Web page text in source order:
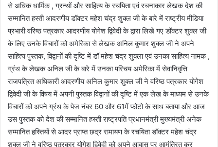
से अधिक धार्मिक , ग्रन्थों और साहित्य के रचयिता एवं रचनाकार लेखक देश की
सम्मानित हस्ती आदरणीय डॉक्टर महेश चंद्र शुक्ल जी के बारे में राष्ट्रीय मीडिया
प्रभारी वरिष्ठ पत्रकार आदरणीय योगेश द्विवेदी के द्वारा लिखे गए डॉक्टर शुक्ल जी
के लिए उनके विचारों को अमेरिका से लेखक अनिल कुमार शुक्ल जी ने अपने
साहित्य पुस्तक, विद्वानों की दृष्टि में डॉ महेश चंद्र शुक्ला एवं उनका साहित्य नामक ,
ग्रंथ के लेखक अनिल जी के बारे में उनका परिचय अमेरिका में सेवानिवृत्ति
राजपत्रित अधिकारी आदरणीय अनिल कुमार शुक्ल जी ने वरिष्ठ पत्रकार योगेश
द्विवेदी जी के विषय में अपनी पुस्तक विद्वानों की दृष्टि में एक लेख के माध्यम से उनके
विचारों को अपने ग्रंथ के पेज नंबर 60 और 61में फोटो के साथ बताया और आज
उस पुस्तक को देश की सम्मानित हस्ती राष्ट्रपति प्रधानमंत्री मुख्यमंत्री अनेक
सम्मानित हस्तियों से आदर प्राप्त छद्र रामायण के रचयिता डॉक्टर महेश चंद्र
शुक्ल जी ने वरिष्ठ पत्रकार योगेश द्विवेदी को अपने आवास पर आमंत्रित कर